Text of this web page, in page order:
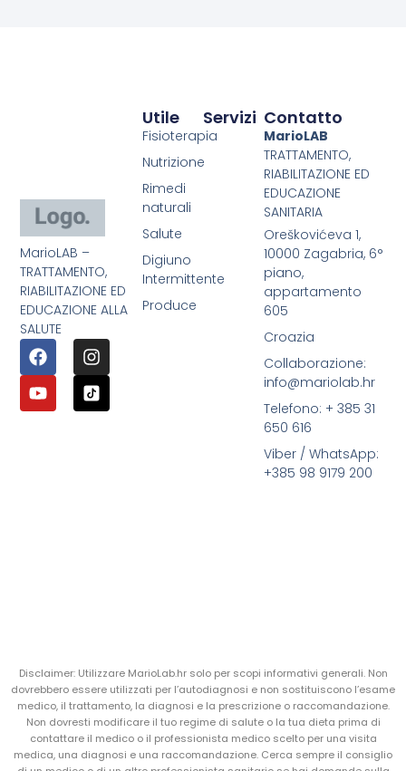
MarioLAB –
TRATTAMENTO,
RIABILITAZIONE ED
EDUCAZIONE ALLA
SALUTE
Servizi
Utile
Fisioterapia
Nutrizione
Rimedi
naturali
Salute
Digiuno
Intermittente
Produce
Contatto
MarioLAB
TRATTAMENTO,
RIABILITAZIONE ED
EDUCAZIONE
SANITARIA
Oreškovićeva 1,
10000 Zagabria, 6°
piano,
appartamento
605
Croazia
Collaborazione:
info@mariolab.hr
Telefono: + 385 31
650 616
Viber / WhatsApp:
+385 98 9179 200
Disclaimer: Utilizzare MarioLab.hr solo per scopi informativi generali. Non
dovrebbero essere utilizzati per l’autodiagnosi e non sostituiscono l’esame
medico, il trattamento, la diagnosi e la prescrizione o raccomandazione.
Non dovresti modificare il tuo regime di salute o la tua dieta prima di
contattare il medico o il professionista medico scelto per una visita
medica, una diagnosi e una raccomandazione. Cerca sempre il consiglio